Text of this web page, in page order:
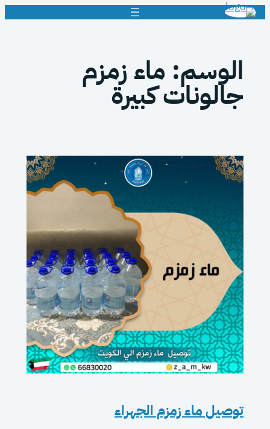
تخطى
الوسم: ماء زمزم
جالونات كبيرة
توصيل ماء زمزم الجهراء